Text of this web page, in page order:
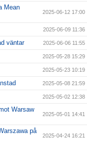
Mean
2025-06-12 17:00
2025-06-09 11:36
väntar 2025-06-06 11:55
2025-05-28 15:29
2025-05-23 10:19
2025-05-08 21:59
2025-05-02 12:38
Warsaw
2025-05-01 14:41
på
2025-04-24 16:21